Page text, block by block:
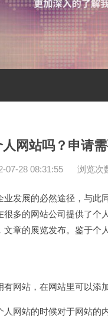
网站吗？申请
07-28 08:31:55 浏览次
发展的必然途径，与
多的网站公司提供了个人
章的展览发布。鉴于个
网站，在网站里可以添
网站的时候对于网站